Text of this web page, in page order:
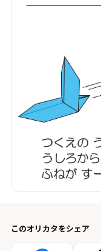
このオリカタをシェア